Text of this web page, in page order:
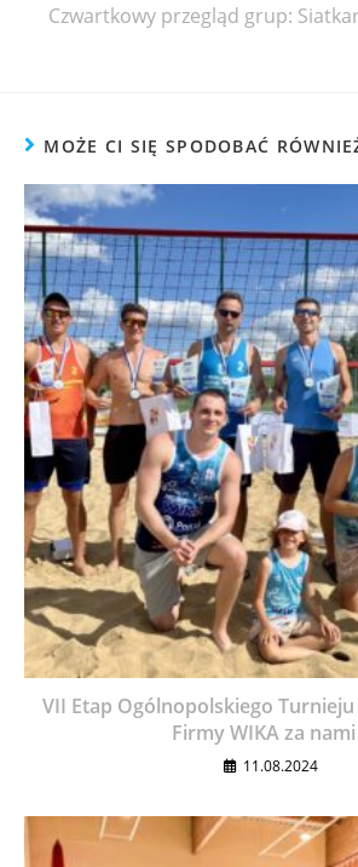
Czwartkowy przegląd grup:
MOŻE CI SIĘ SPODOBAĆ
VII Etap Ogólnopolskiego
Firmy WIKA za nami
11.08.2024